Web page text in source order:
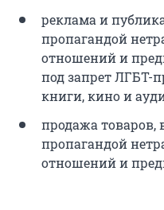
реклама и
пропагандой
отношений и
под запрет ЛГБТ-
книги, кино и
продажа товаров,
пропагандой
отношений и